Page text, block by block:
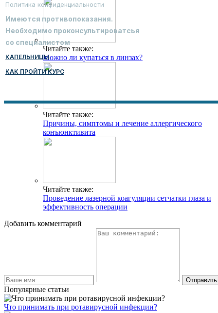
Читайте также:
Можно ли купаться в линзах?
Читайте также:
Причины, симптомы и лечение аллергического
конъюнктивита
Читайте также:
Проведение лазерной коагуляции сетчатки глаза и
эффективность операции
Добавить комментарий
Популярные статьи
Что принимать при ротавирусной инфекции?
Политика конфиденциальности
Имеются противопоказания.
Необходимо проконсультироватсья
со специалистом
КАПЕЛЬНИЦЫ
КАК ПРОЙТИ КУРС